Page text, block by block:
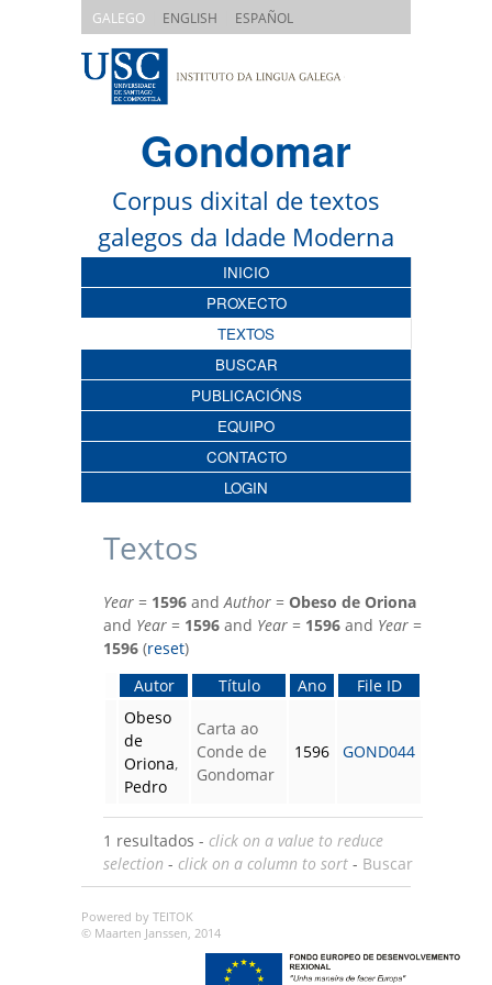
GALEGO ENGLISH ESPAÑOL
Gondomar
Corpus dixital de textos
galegos da Idade Moderna
INICIO
PROXECTO
TEXTOS
BUSCAR
PUBLICACIÓNS
EQUIPO
CONTACTO
LOGIN
Textos
Year = 1596 andAuthor = Obeso de Oriona
and Year = 1596 and Year = 1596 and Year =
1596 (reset)
Autor
Título Ano
File ID
Obeso
de
Oriona,
Pedro
Carta ao
Conde de
Gondomar
1596 GOND044
1 resultados - click on a value to reduce
selection - click on a column to sort - Buscar
Powered by TEITOK
© Maarten Janssen, 2014